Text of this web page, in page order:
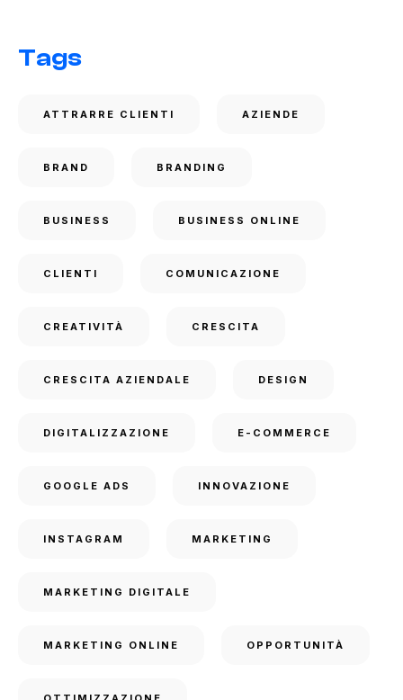
Tags
ATTRARRE CLIENTI AZIENDE
BRAND BRANDING
BUSINESS BUSINESS ONLINE
CLIENTI COMUNICAZIONE
CREATIVITÀ CRESCITA
CRESCITA AZIENDALE DESIGN
DIGITALIZZAZIONE E-COMMERCE
GOOGLE ADS INNOVAZIONE
INSTAGRAM MARKETING
MARKETING DIGITALE
MARKETING ONLINE OPPORTUNITÀ